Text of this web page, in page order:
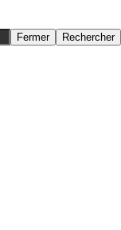
Fermer Rechercher